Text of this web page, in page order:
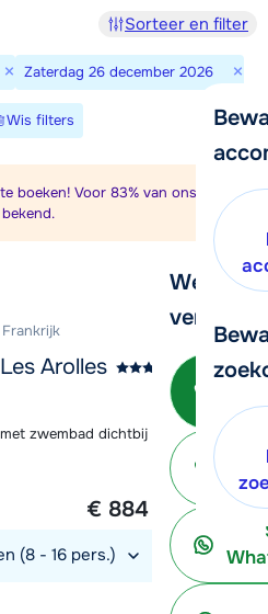
We
verder!
Sorteer en filter
× Zaterdag 26 december 2026 ×
Wis filters
boeken! Voor 83% van ons totale
Arolles
zwembad dichtbij de piste in Arc
1 week vanaf
€ 884 per persoon
(8 - 16 pers.)